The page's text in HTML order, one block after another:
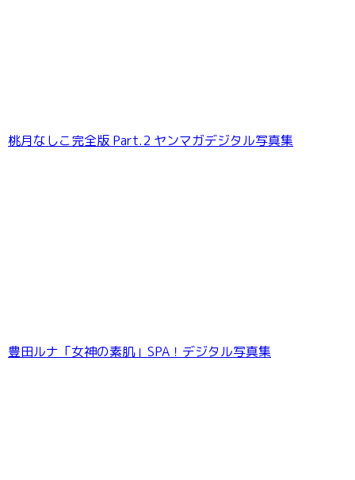
桃月なしこ完全版 Part.2 ヤンマガデジタル写真集
豊田ルナ「女神の素肌」SPA！デジタル写真集